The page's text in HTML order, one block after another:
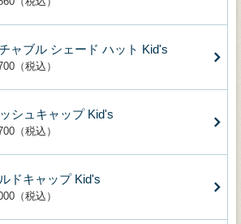
ャブル シェード ハット Kid's
（税込）
シュキャップ Kid's
（税込）
ドキャップ Kid's
（税込）